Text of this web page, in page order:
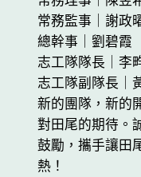
常務監事｜謝政
總幹事｜劉碧霞
志工隊隊長｜李
志工隊副隊長｜
新的團隊，新的
對田尾的期待。
鼓勵，攜手讓田
熱！